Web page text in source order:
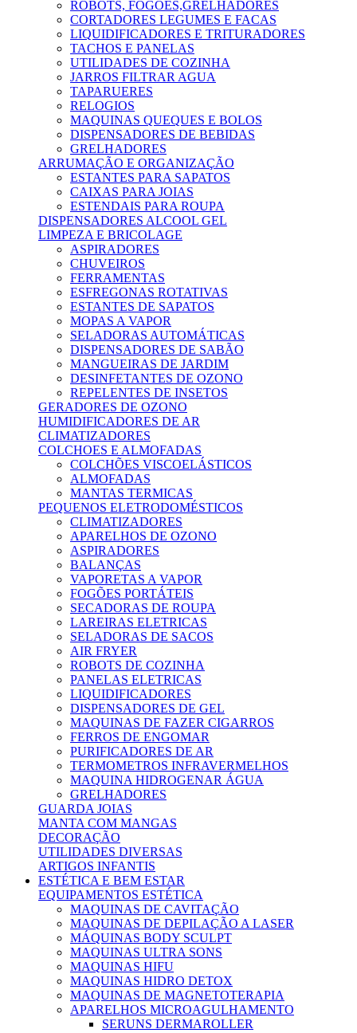
ROBOTS, FOGÕES,GRELHADORES
CORTADORES LEGUMES E FACAS
LIQUIDIFICADORES E TRITURADORES
TACHOS E PANELAS
UTILIDADES DE COZINHA
JARROS FILTRAR AGUA
TAPARUERES
RELOGIOS
MAQUINAS QUEQUES E BOLOS
DISPENSADORES DE BEBIDAS
GRELHADORES
ARRUMAÇÃO E ORGANIZAÇÃO
ESTANTES PARA SAPATOS
CAIXAS PARA JOIAS
ESTENDAIS PARA ROUPA
DISPENSADORES ALCOOL GEL
LIMPEZA E BRICOLAGE
ASPIRADORES
CHUVEIROS
FERRAMENTAS
ESFREGONAS ROTATIVAS
ESTANTES DE SAPATOS
MOPAS A VAPOR
SELADORAS AUTOMÁTICAS
DISPENSADORES DE SABÃO
MANGUEIRAS DE JARDIM
DESINFETANTES DE OZONO
REPELENTES DE INSETOS
GERADORES DE OZONO
HUMIDIFICADORES DE AR
CLIMATIZADORES
COLCHOES E ALMOFADAS
COLCHÕES VISCOELÁSTICOS
ALMOFADAS
MANTAS TERMICAS
PEQUENOS ELETRODOMÉSTICOS
CLIMATIZADORES
APARELHOS DE OZONO
ASPIRADORES
BALANÇAS
VAPORETAS A VAPOR
FOGÕES PORTÁTEIS
SECADORAS DE ROUPA
LAREIRAS ELETRICAS
SELADORAS DE SACOS
AIR FRYER
ROBOTS DE COZINHA
PANELAS ELETRICAS
LIQUIDIFICADORES
DISPENSADORES DE GEL
MAQUINAS DE FAZER CIGARROS
FERROS DE ENGOMAR
PURIFICADORES DE AR
TERMOMETROS INFRAVERMELHOS
MAQUINA HIDROGENAR ÁGUA
GRELHADORES
GUARDA JOIAS
MANTA COM MANGAS
DECORAÇÃO
UTILIDADES DIVERSAS
ARTIGOS INFANTIS
ESTÉTICA E BEM ESTAR
EQUIPAMENTOS ESTÉTICA
MAQUINAS DE CAVITAÇÃO
MAQUINAS DE DEPILAÇÃO A LASER
MÁQUINAS BODY SCULPT
MAQUINAS ULTRA SONS
MAQUINAS HIFU
MAQUINAS HIDRO DETOX
MAQUINAS DE MAGNETOTERAPIA
APARELHOS MICROAGULHAMENTO
SERUNS DERMAROLLER